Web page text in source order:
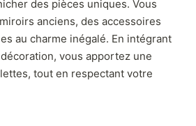
des pièces uniques. Vous
anciens, des accessoires
au charme inégalé. En intégrant
vous apportez une
tout en respectant votre